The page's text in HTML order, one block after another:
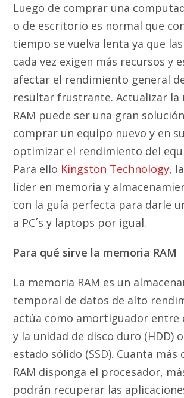
Luego de comprar una
o de escritorio es normal que
tiempo se vuelva lenta ya que
cada vez exigen más recursos y
afectar el rendimiento general
resultar frustrante. Actualizar la
RAM puede ser una gran
comprar un equipo nuevo y en
optimizar el rendimiento del
Para ello Kingston Technology,
líder en memoria y
con la guía perfecta para darle
a PC´s y laptops por igual.
Para qué sirve la memoria RAM
La memoria RAM es un
temporal de datos de alto
actúa como amortiguador entre
y la unidad de disco duro (HDD)
estado sólido (SSD). Cuanta más
RAM disponga el procesador,
podrán recuperar las